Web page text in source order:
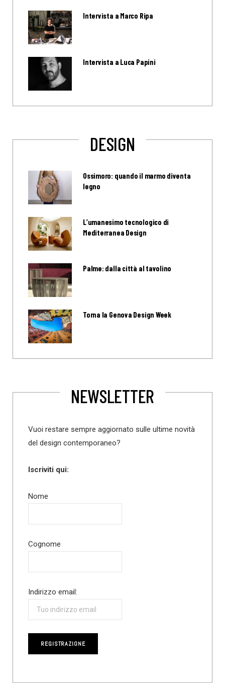
Intervista a Marco Ripa
Intervista a Luca Papini
DESIGN
Ossimoro: quando il marmo diventa
legno
L’umanesimo tecnologico di
Mediterranea Design
Palme: dalla città al tavolino
Torna la Genova Design Week
NEWSLETTER
Vuoi restare sempre aggiornato sulle ultime novità
del design contemporaneo?
Iscriviti qui:
Nome
Cognome
Indirizzo email: